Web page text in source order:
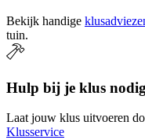
Bekijk handige
tuin.
Hulp bij je klus
Laat jouw klus uitvoeren
Klusservice